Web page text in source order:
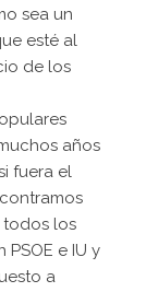
sea un
esté al
de los
años
fuera el
todos los
e IU y
a